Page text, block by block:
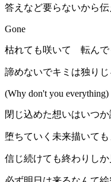
答えなど要らないから
Gone
枯れても咲いて 転んで
諦めないでキミは独りじ
(Why don't you everything)
閉じ込めた想いはいつ
堕ちていく未来描いても
信じ続けても終わりし